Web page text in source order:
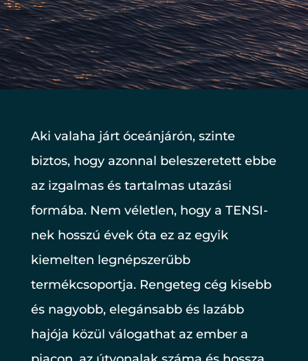
Aki valaha járt óceánjárón, szinte
biztos, hogy azonnal beleszeretett ebbe
az izgalmas és tartalmas utazási
formába. Nem véletlen, hogy a TENSI-
nek hosszú évek óta ez az egyik
kiemelten legnépszerűbb
termékcsoportja. Rengeteg cég kisebb
és nagyobb, elegánsabb és lazább
hajója közül válogathat az ember a